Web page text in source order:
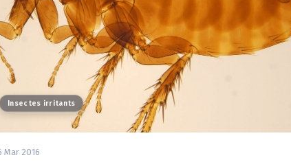
Insectes irritants
Mar 2016